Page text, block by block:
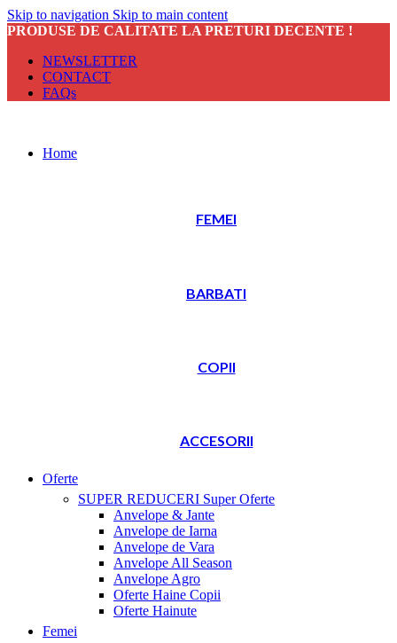
Skip to navigation Skip to main content
PRODUSE DE CALITATE LA PRETURI DECENTE !
NEWSLETTER
CONTACT
FAQs
Home
FEMEI
BARBATI
COPII
ACCESORII
Oferte
SUPER REDUCERI Super Oferte
Anvelope & Jante
Anvelope de Iarna
Anvelope de Vara
Anvelope All Season
Anvelope Agro
Oferte Haine Copii
Oferte Hainute
Femei